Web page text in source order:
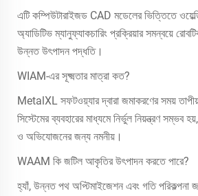
এটি কম্পিউটারাইজড CAD মডেলের ভিত্তিতে
অ্যাডিটিভ ম্যানুফ্যাকচারিং প্রক্রিয়ার সমন্বয়ে
উন্নত উৎপাদন পদ্ধতি।
WIAM-এর সূক্ষ্মতার মাত্রা কত?
MetalXL সফটওয়্যার দ্বারা জমাকরণের সময়
সিস্টেমের ব্যবহারের মাধ্যমে নির্ভুল নিয়ন্ত্রণ সম্ভব
ও অভিযোজনের জন্য নমনীয়।
WAAM কি জটিল আকৃতির উৎপাদন করতে পারে?
হ্যাঁ, উন্নত পথ অপ্টিমাইজেশন এবং গতি